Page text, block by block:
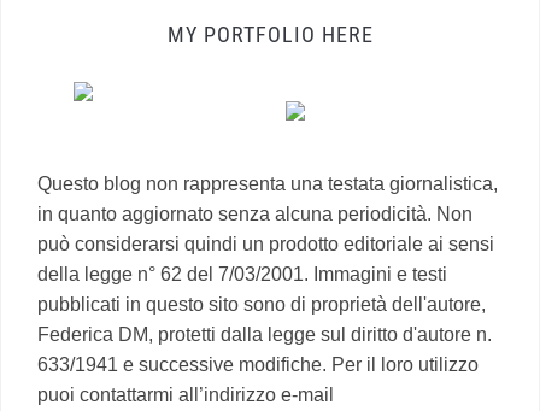
MY PORTFOLIO HERE
Questo blog non rappresenta una testata giornalistica,
in quanto aggiornato senza alcuna periodicità. Non
può considerarsi quindi un prodotto editoriale ai sensi
della legge n° 62 del 7/03/2001. Immagini e testi
pubblicati in questo sito sono di proprietà dell'autore,
Federica DM, protetti dalla legge sul diritto d'autore n.
633/1941 e successive modifiche. Per il loro utilizzo
puoi contattarmi all’indirizzo e-mail